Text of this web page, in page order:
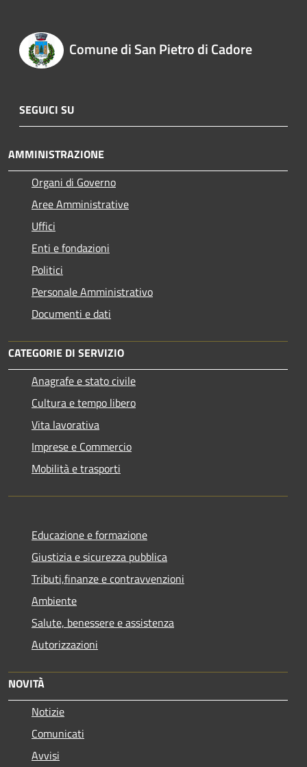
Comune di San Pietro di Cadore
SEGUICI SU
AMMINISTRAZIONE
Organi di Governo
Aree Amministrative
Uffici
Enti e fondazioni
Politici
Personale Amministrativo
Documenti e dati
CATEGORIE DI SERVIZIO
Anagrafe e stato civile
Cultura e tempo libero
Vita lavorativa
Imprese e Commercio
Mobilità e trasporti
Educazione e formazione
Giustizia e sicurezza pubblica
Tributi,finanze e contravvenzioni
Ambiente
Salute, benessere e assistenza
Autorizzazioni
NOVITÀ
Notizie
Comunicati
Avvisi